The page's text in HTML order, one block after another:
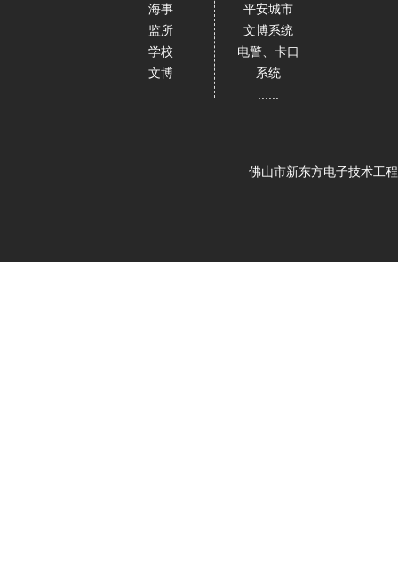
海事
监所
学校
文博
平安城市
文博系统
电警、卡口
系统
佛山市新东方电子技术工